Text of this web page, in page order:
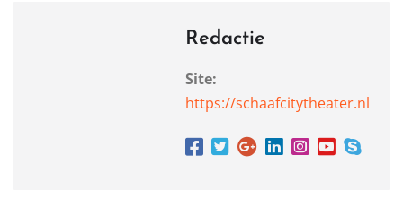
Redactie
Site:
https://schaafcitytheater.nl